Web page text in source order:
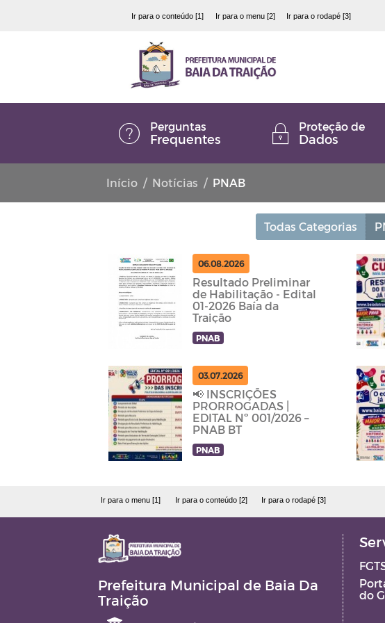
Ir para o conteúdo [1] Ir para o menu [2] Ir para o rodapé [3]
Perguntas
Frequentes
Proteção de
Dados
Início Notícias PNAB
Todas Categorias
06.08.2026
Resultado Preliminar
de Habilitação - Edital
01-2026 Baía da
Traição
PNAB
03.07.2026
📢 INSCRIÇÕES
PRORROGADAS |
EDITAL Nº 001/2026 –
PNAB BT
PNAB
Ir para o menu [1] Ir para o conteúdo [2] Ir para o rodapé [3]
Prefeitura Municipal de Baia Da
Traição
do